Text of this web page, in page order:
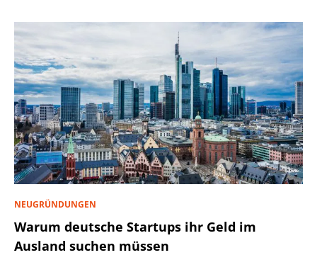
NEUGRÜNDUNGEN
Warum deutsche Startups ihr Geld im
Ausland suchen müssen